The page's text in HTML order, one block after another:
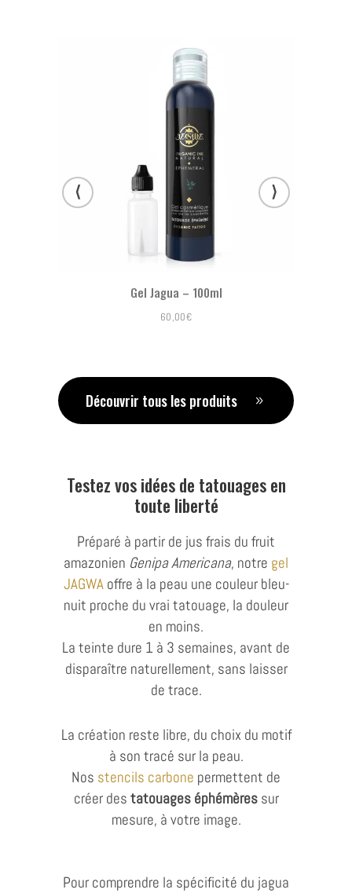
Gel Jagua – 100ml
60,00€
Découvrir tous les produits
Testez vos idées de tatouages en
toute liberté
Préparé à partir de jus frais du fruit
amazonien Genipa Americana, notre gel
JAGWAoffre à la peau une couleur bleu-
nuit proche du vrai tatouage, la douleur
en moins.
La teinte dure 1 à 3 semaines, avant de
disparaître naturellement, sans laisser
de trace.
La création reste libre, du choix du motif
à son tracé sur la peau.
Nos stencils carbone permettent de
créer des tatouages éphémèressur
mesure, à votre image.
Pour comprendre la spécificité du jagua